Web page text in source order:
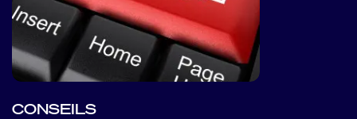
CONSEILS